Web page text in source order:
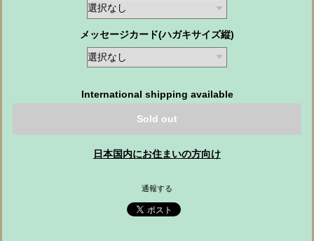
メッセージカード(ハガキサイズ縦)
International shipping available
Sold out
日本国内にお住まいの方向け
通報する